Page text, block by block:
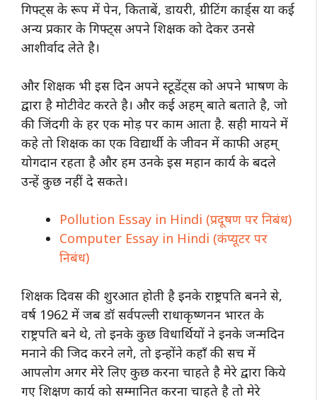
गिफ्ट्स के रूप में पेन, किताबें, डायरी, ग्रीटिंग कार्ड्स या कई
अन्य प्रकार के गिफ्ट्स अपने शिक्षक को देकर उनसे
आशीर्वाद लेते है।
और शिक्षक भी इस दिन अपने स्टूडेंट्स को अपने भाषण के
द्वारा है मोटीवेट करते है। और कई अहम् बाते बताते है, जो
की जिंदगी के हर एक मोड़ पर काम आता है. सही मायने में
कहे तो शिक्षक का एक विद्यार्थी के जीवन में काफी अहम्
योगदान रहता है और हम उनके इस महान कार्य के बदले
उन्हें कुछ नहीं दे सकते।
Pollution Essay in Hindi (प्रदूषण पर निबंध)
Computer Essay in Hindi (कंप्यूटर पर
निबंध)
शिक्षक दिवस की शुरआत होती है इनके राष्ट्रपति बनने से,
वर्ष 1962 में जब डॉ सर्वपल्ली राधाकृष्णनन भारत के
राष्ट्रपति बने थे, तो इनके कुछ विधार्थियों ने इनके जन्मदिन
मनाने की जिद करने लगे, तो इन्होंने कहाँ की सच में
आपलोग अगर मेरे लिए कुछ करना चाहते है मेरे द्वारा किये
गए शिक्षण कार्य को सम्मानित करना चाहते है तो मेरे